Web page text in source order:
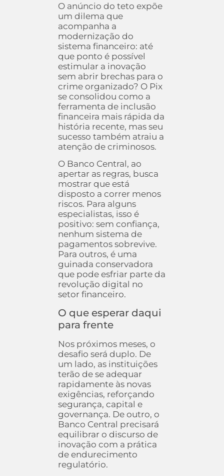
O anúncio do teto expõe
um dilema que
acompanha a
modernização do
sistema financeiro: até
que ponto é possível
estimular a inovação
sem abrir brechas para o
crime organizado? O Pix
se consolidou como a
ferramenta de inclusão
financeira mais rápida da
história recente, mas seu
sucesso também atraiu a
atenção de criminosos.
O Banco Central, ao
apertar as regras, busca
mostrar que está
disposto a correr menos
riscos. Para alguns
especialistas, isso é
positivo: sem confiança,
nenhum sistema de
pagamentos sobrevive.
Para outros, é uma
guinada conservadora
que pode esfriar parte da
revolução digital no
setor financeiro.
O que esperar daqui
para frente
Nos próximos meses, o
desafio será duplo. De
um lado, as instituições
terão de se adequar
rapidamente às novas
exigências, reforçando
segurança, capital e
governança. De outro, o
Banco Central precisará
equilibrar o discurso de
inovação com a prática
de endurecimento
regulatório.